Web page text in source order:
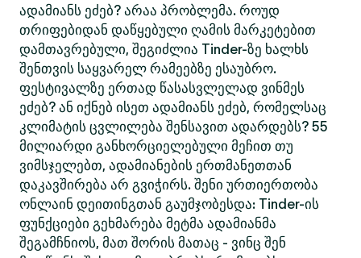
ადამიანს ეძებ? არაა პრობლემა. როუდ
თრიფებიდან დაწყებული ღამის მარკეტებით
დამთავრებული, შეგიძლია Tinder-ზე ხალხს
შენთვის საყვარელ რამეებზე ესაუბრო.
ფესტივალზე ერთად წასასვლელად ვინმეს
ეძებ? ან იქნებ ისეთ ადამიანს ეძებ, რომელსაც
კლიმატის ცვლილება შენსავით ადარდებს? 55
მილიარდი განხორციელებული მეჩით თუ
ვიმსჯელებთ, ადამიანების ერთმანეთთან
დაკავშირება არ გვიჭირს. შენი ურთიერთობა
ონლაინ დეითინგთან გაუმჯობესდა: Tinder-ის
ფუნქციები გეხმარება მეტმა ადამიანმა
შეგამჩნიოს, მათ შორის მათაც - ვინც შენ